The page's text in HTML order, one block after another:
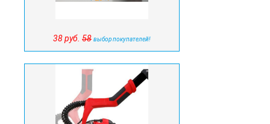
38 руб. 58 выбор покупателей!